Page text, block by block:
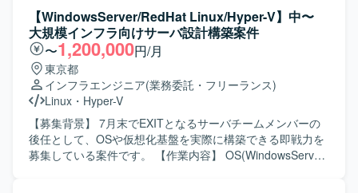
想基盤、認証基盤などインフラ全般を横断して担当できる
ため、幅広い技術経験を積むことができます。 工場ネット
ワークを含む製造業のインフラに関わることで、現場に近
い視点での基盤設計や改善に携わることができます。 社内
SEチームの一員として、マネジメントや業務推進にも関わ
ることで、上流工程やリーダーシップの経験を高めること
ができます。 【開発環境】 Windows/Linuxサーバを中心と
したインフラ環境にて、VMware/Hyper-Vによる仮想基盤や
Active Directory/Azure ADなどの認証基盤、DNS/DHCP/フ
ァイルサーバなどの基盤システムを取り扱う環境となって
ーク技術とプロジェクト推進力の双方を高めることができ
ます。 官公庁系案件ならではの大規模かつ長期的なプロジ
ェクトに携わることで、業務・基幹システムとネットワー
クを横断した知見を得ることができます。 【開発環境】
中・大規模ネットワークインフラ環境（SD-WAN等を含む
構成を想定）での設計構築および移行作業を行います。
である省庁の管理者および利用者向けに説明資料を作成
し、対面での技術説明や合意形成を実施していただきま
す。業務システムや基幹システム（クラウド/オンプレミ
ス）の移行におけるフロント対応および推進、ベンダーや
関連部署など各ステークホルダーとの利害調整・折衝業務
も担当していただきます。また、プロジェクトにおけるリ
ーダー/サブリーダーとしてタスク管理や進捗管理も行って
いただきます。 【求める人物像】 技術的な専門性に加え、
省庁のドキュメント文化を理解し、対面での丁寧なコミュ
ニケーションができる方を求めております。関係者との合
【WindowsServer/RedHat Linux/Hyper-V】中〜
大規模インフラ向けサーバ設計構築案件
〜1,200,000円/月
東京都
インフラエンジニア(業務委託・フリーランス)
Linux ・ Hyper-V
【募集背景】 7月末でEXITとなるサーバチームメンバーの
後任として、OSや仮想化基盤を実際に構築できる即戦力を
募集している案件です。 【作業内容】 OS(WindowsServer